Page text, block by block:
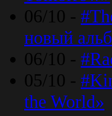
06/10 -
новый
06/10 -
05/10 -
the World»